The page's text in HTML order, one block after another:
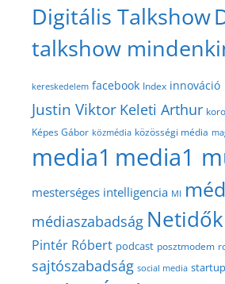
Digitális Talkshow
talkshow
kereskedelem facebook Index innováció
Justin Viktor Keleti Arthur
Képes Gábor közmédia közösségi média
media1 media1
mesterséges intelligencia MI
médiaszabadság Netidők
Pintér Róbert podcast posztmodem
sajtószabadság social media startup